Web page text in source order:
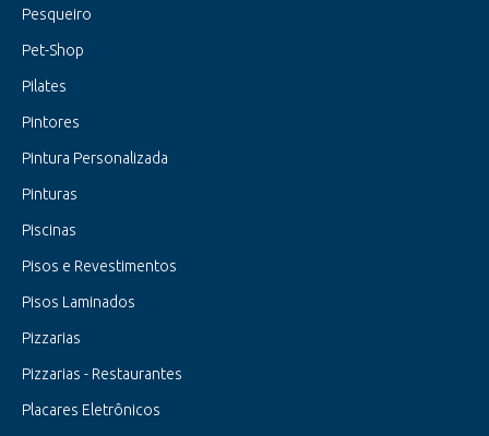
Pesqueiro
Pet-Shop
Pilates
Pintores
Pintura Personalizada
Pinturas
Piscinas
Pisos e Revestimentos
Pisos Laminados
Pizzarias
Pizzarias - Restaurantes
Placares Eletrônicos